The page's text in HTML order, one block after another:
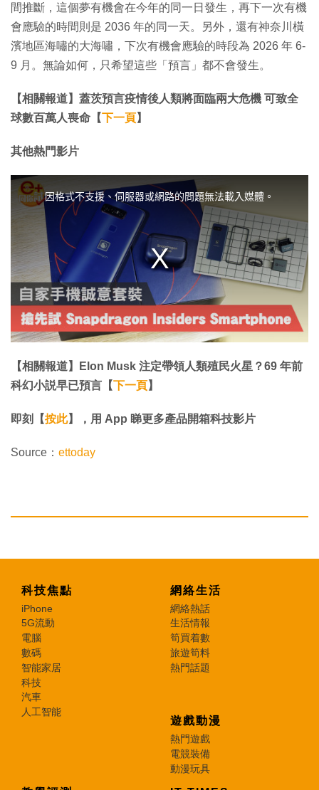
間推斷，這個夢有機會在今年的同一日發生，再下一次有機
會應驗的時間則是 2036 年的同一天。另外，還有神奈川橫
濱地區海嘯的大海嘯，下次有機會應驗的時段為 2026 年 6-
9 月。無論如何，只希望這些「預言」都不會發生。
【相關報道】蓋茨預言疫情後人類將面臨兩大危機 可致全
球數百萬人喪命【下一頁】
其他熱門影片
T
n
d
.
因格式不支援、伺服器或網路的問題無法載入媒體。
【相關報道】Elon Musk 注定帶領人類殖民火星？69 年前
科幻小説早已預言【下一頁】
即刻【按此】，用 App 睇更多產品開箱科技影片
Source： ettoday
科技焦點
iPhone
5G流動
電腦
數碼
智能家居
科技
汽車
人工智能
網絡生活
網絡熱話
生活情報
筍買着數
旅遊筍料
熱門話題
遊戲動漫
熱門遊戲
電競裝備
動漫玩具